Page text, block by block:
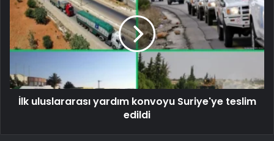
İlk uluslararası yardım konvoyu Suriye'ye teslim
edildi